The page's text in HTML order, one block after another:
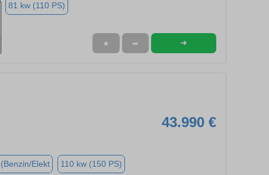
81 kw (110 PS)
★ ➦ ➜
43.990 €
Elekt 110 kw (150 PS)